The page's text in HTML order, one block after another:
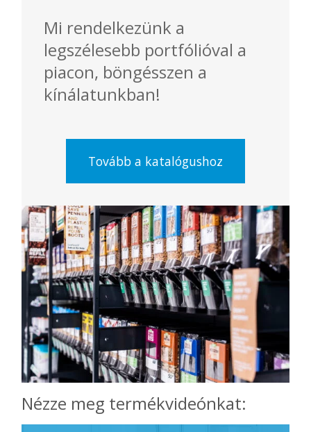
Mi rendelkezünk a
legszélesebb portfólióval a
piacon, böngésszen a
kínálatunkban!
Tovább a katalógushoz
Nézze meg termékvideónkat: